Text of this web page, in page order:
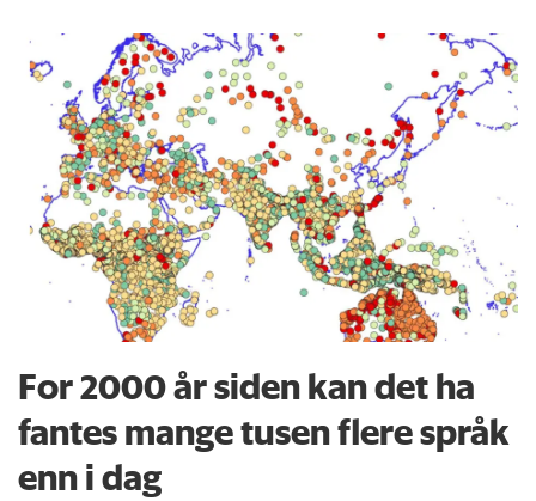
For 2000 år siden kan det ha
fantes mange tusen flere språk
enn i dag